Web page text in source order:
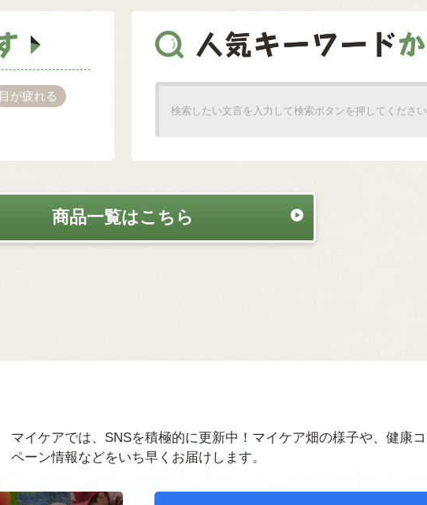
目が疲れる
商品一覧はこちら
マイケアでは、SNSを積極的に更新中！マイケア畑の様子や、健康
ペーン情報などをいち早くお届けします。